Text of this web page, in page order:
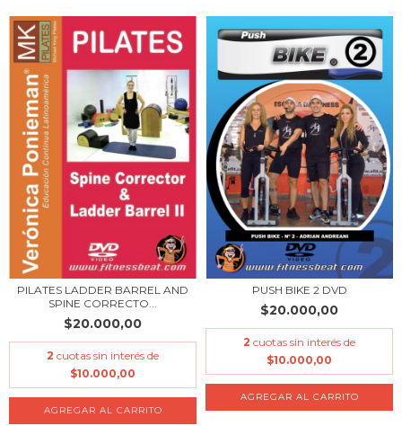
PILATES LADDER BARREL AND
SPINE CORRECTO...
$20.000,00
2 cuotas sin interés de
$10.000,00
PUSH BIKE 2 DVD
$20.000,00
2 cuotas sin interés de
$10.000,00